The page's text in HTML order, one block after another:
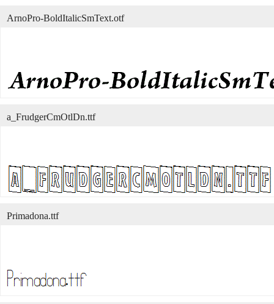
ArnoPro-BoldItalicSmText.otf
a_FrudgerCmOtlDn.ttf
Primadona.ttf